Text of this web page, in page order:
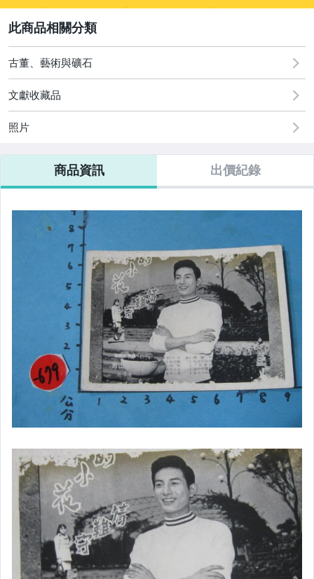
其它
古董、藝術與礦石
文獻收藏品
照片
商品資訊 出價紀錄